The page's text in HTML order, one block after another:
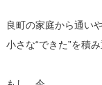
良町の家庭から通い
小さな“できた”を積